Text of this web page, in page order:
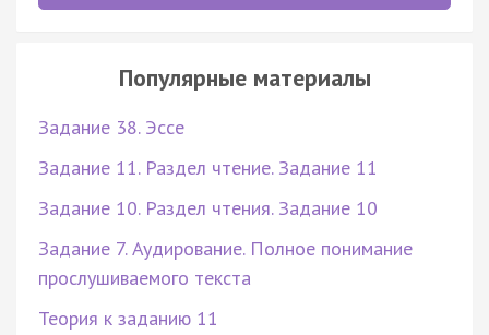
Популярные материалы
Задание 38. Эссе
Задание 11. Раздел чтение. Задание 11
Задание 10. Раздел чтения. Задание 10
Задание 7. Аудирование. Полное понимание
прослушиваемого текста
Теория к заданию 11